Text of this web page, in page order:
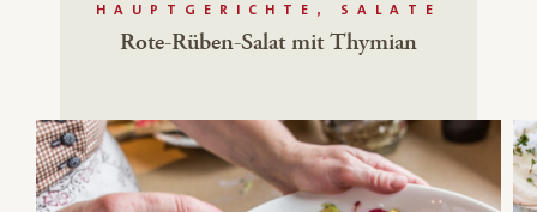
HAUPTGERICHTE, SALATE
Rote-Rüben-Salat mit Thymian